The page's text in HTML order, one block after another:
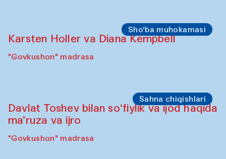
Sho‘ba muhokamasi
Karsten Holler va Diana Kempbell
"Govkushon" madrasa
Sahna chiqishlari
Davlat Toshev bilan so‘fiylik va ijod haqida
ma’ruza va ijro
"Govkushon" madrasa